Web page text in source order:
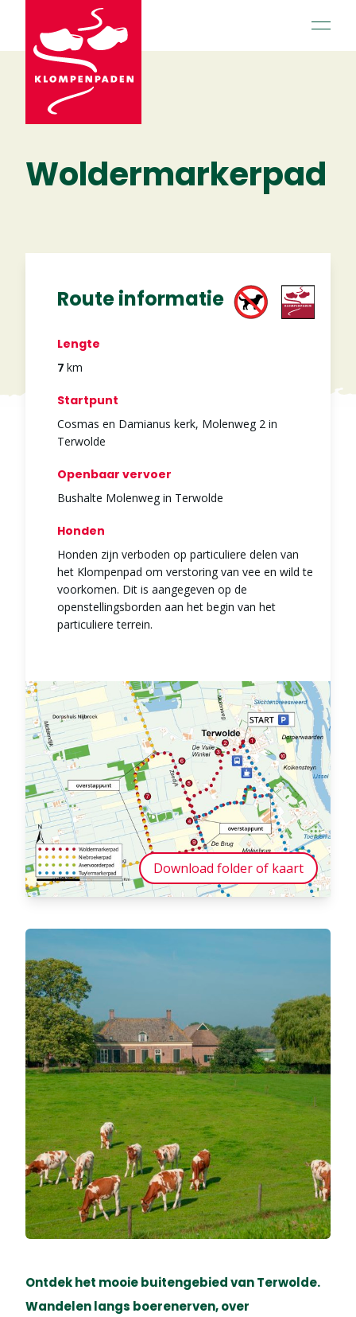
open
Woldermarkerpad
Ontdek het mooie buitengebied van Terwolde.
Wandelen langs boerenerven, over
Download folder of kaart
Route informatie
Lengte
7 km
Startpunt
Cosmas en Damianus kerk, Molenweg 2 in
Terwolde
Openbaar vervoer
Bushalte Molenweg in Terwolde
Honden
Honden zijn verboden op particuliere delen van
het Klompenpad om verstoring van vee en wild te
voorkomen. Dit is aangegeven op de
openstellingsborden aan het begin van het
particuliere terrein.